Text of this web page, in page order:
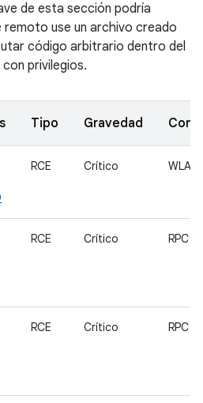
de esta sección podría
use un archivo creado
código arbitrario dentro del
privilegios.
Tipo Gravedad
RCE Crítico WLAN
RCE Crítico RPC
RCE Crítico RPC